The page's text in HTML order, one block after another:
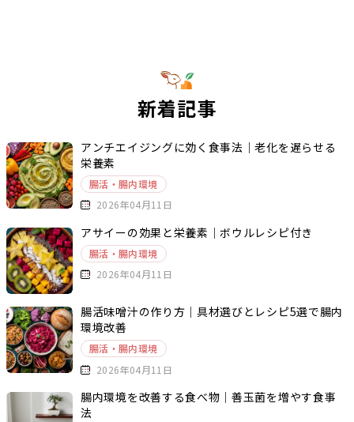
新着記事
アンチエイジングに効く食事法｜老化を遅らせる
栄養素
腸活・腸内環境
2026年04月11日
アサイーの効果と栄養素｜ボウルレシピ付き
腸活・腸内環境
2026年04月11日
腸活味噌汁の作り方｜具材選びとレシピ5選で腸内
環境改善
腸活・腸内環境
2026年04月11日
腸内環境を改善する食べ物｜善玉菌を増やす食事
法